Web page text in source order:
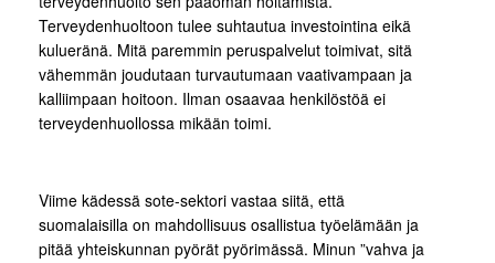
Terveydenhuoltoon tulee suhtautua investointina eikä
kulueränä. Mitä paremmin peruspalvelut toimivat, sitä
vähemmän joudutaan turvautumaan vaativampaan ja
kalliimpaan hoitoon. Ilman osaavaa henkilöstöä ei
terveydenhuollossa mikään toimi.
Viime kädessä sote-sektori vastaa siitä, että
suomalaisilla on mahdollisuus osallistua työelämään ja
pitää yhteiskunnan pyörät pyörimässä. Minun ”vahva ja